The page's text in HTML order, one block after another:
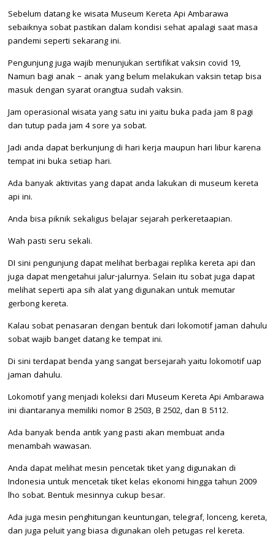
Sebelum datang ke wisata Museum Kereta Api Ambarawa
sebaiknya sobat pastikan dalam kondisi sehat apalagi saat masa
pandemi seperti sekarang ini.
Pengunjung juga wajib menunjukan sertifikat vaksin covid 19,
Namun bagi anak – anak yang belum melakukan vaksin tetap bisa
masuk dengan syarat orangtua sudah vaksin.
Jam operasional wisata yang satu ini yaitu buka pada jam 8 pagi
dan tutup pada jam 4 sore ya sobat.
Jadi anda dapat berkunjung di hari kerja maupun hari libur karena
tempat ini buka setiap hari.
Ada banyak aktivitas yang dapat anda lakukan di museum kereta
api ini.
Anda bisa piknik sekaligus belajar sejarah perkeretaapian.
Wah pasti seru sekali.
DI sini pengunjung dapat melihat berbagai replika kereta api dan
juga dapat mengetahui jalur-jalurnya. Selain itu sobat juga dapat
melihat seperti apa sih alat yang digunakan untuk memutar
gerbong kereta.
Kalau sobat penasaran dengan bentuk dari lokomotif jaman dahulu
sobat wajib banget datang ke tempat ini.
Di sini terdapat benda yang sangat bersejarah yaitu lokomotif uap
jaman dahulu.
Lokomotif yang menjadi koleksi dari Museum Kereta Api Ambarawa
ini diantaranya memiliki nomor B 2503, B 2502, dan B 5112.
Ada banyak benda antik yang pasti akan membuat anda
menambah wawasan.
Anda dapat melihat mesin pencetak tiket yang digunakan di
Indonesia untuk mencetak tiket kelas ekonomi hingga tahun 2009
lho sobat. Bentuk mesinnya cukup besar.
Ada juga mesin penghitungan keuntungan, telegraf, lonceng, kereta,
dan juga peluit yang biasa digunakan oleh petugas rel kereta.